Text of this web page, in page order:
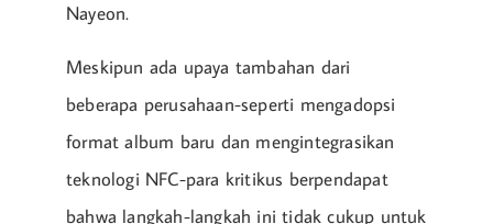
Nayeon.
Meskipun ada upaya tambahan dari
beberapa perusahaan-seperti mengadopsi
format album baru dan mengintegrasikan
teknologi NFC-para kritikus berpendapat
bahwa langkah-langkah ini tidak cukup untuk